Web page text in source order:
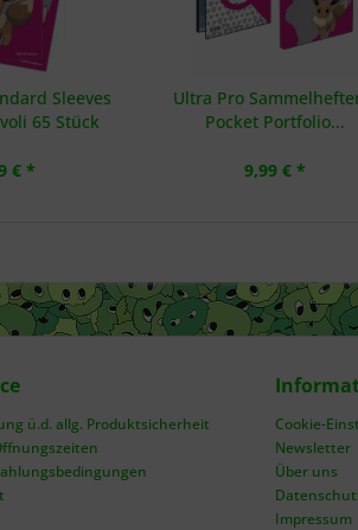
Sleeves
65 Stück
€ *
Ultra Pro
Pocket Portfolio...
9,99 € *
ü.d. allg. Produktsicherheit
Cookie-
Newsletter
Über uns
Impressum